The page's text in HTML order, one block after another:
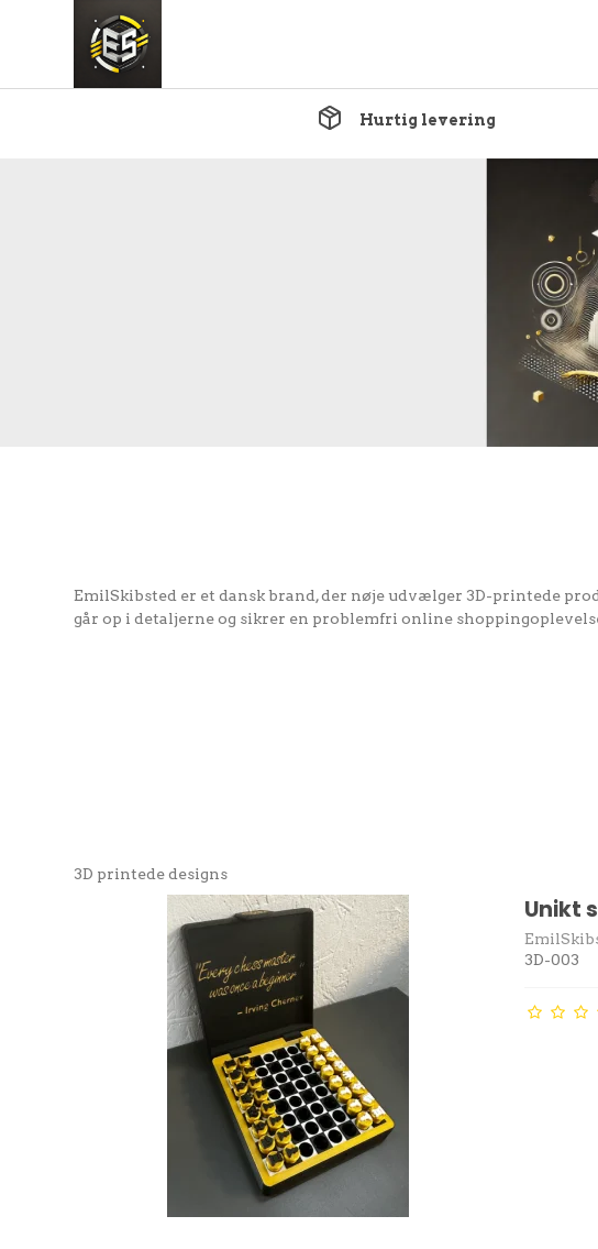
Hurtig levering
EmilSkibsted er et dansk brand, der nøje udvælger 3D-printede
går op i detaljerne og sikrer en problemfri online
3D printede designs
Unikt
3D-003